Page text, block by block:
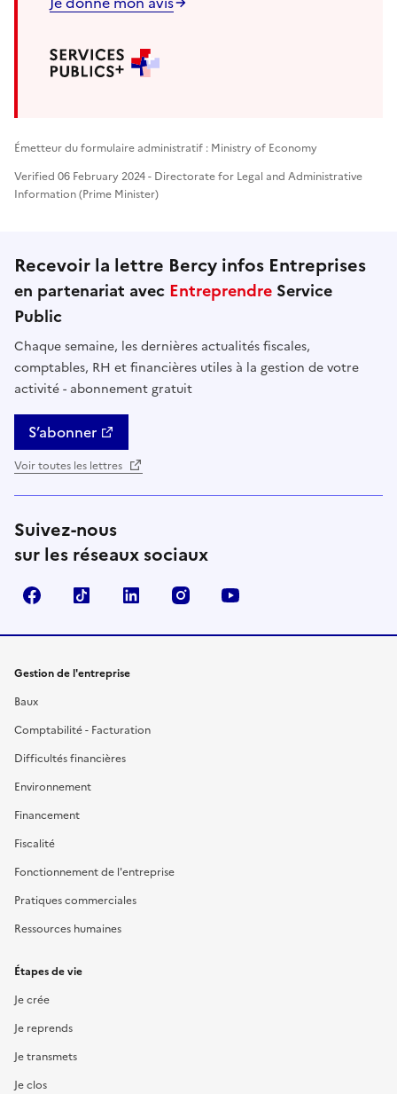
Émetteur du formulaire administratif : Ministry of Economy
Verified 06 February 2024 - Directorate for Legal and Administrative
Information (Prime Minister)
Recevoir la lettre Bercy infos Entreprises
en partenariat avec Entreprendre Service
Public
Chaque semaine, les dernières actualités fiscales,
comptables, RH et financières utiles à la gestion de votre
activité - abonnement gratuit
S’abonner
Voir toutes les lettres
Suivez-nous
sur les réseaux sociaux
FacebookTikTok Linkedin Instagram
Gestion de l'entreprise
Baux
Comptabilité - Facturation
Difficultés financières
Environnement
Financement
Fiscalité
Fonctionnement de l'entreprise
Pratiques commerciales
Ressources humaines
Étapes de vie
Je crée
Je reprends
Je transmets
Je clos